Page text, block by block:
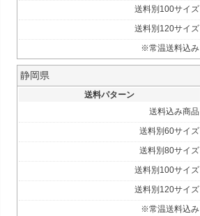
送料別100サイズ
送料別120サイズ
※常温送料込み
静岡県
送料パターン
送料込み商品
送料別60サイズ
送料別80サイズ
送料別100サイズ
送料別120サイズ
※常温送料込み